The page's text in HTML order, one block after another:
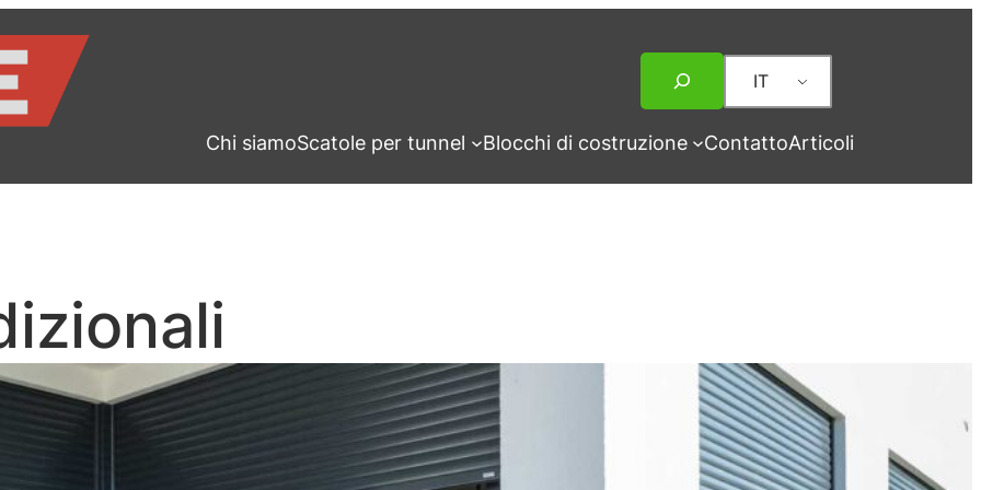
IT
Chi siamoScatole per tunnel Blocchi di costruzione ContattoArticoli